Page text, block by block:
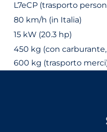
L7eCP (trasporto
80 km/h (in Italia)
15 kW (20.3 hp)
450 kg (con
600 kg (trasporto